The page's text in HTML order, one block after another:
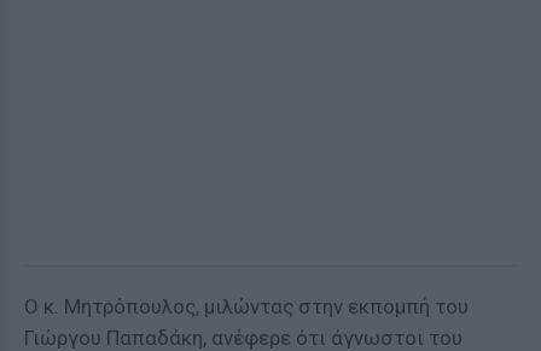
Ο κ. Μητρόπουλος, μιλώντας στην εκπομπή του
Γιώργου Παπαδάκη, ανέφερε ότι άγνωστοι του